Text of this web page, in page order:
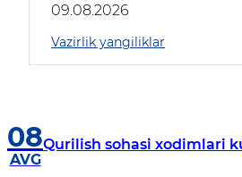
09.08.2026
Vazirlik yangiliklar
08
AVG
Qurilish sohasi xodimlari